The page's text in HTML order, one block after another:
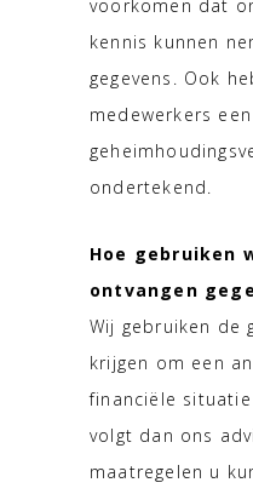
voorkomen dat
kennis kunnen
gegevens. Ook
medewerkers een
ondertekend.
Hoe gebruiken
ontvangen
Wij gebruiken de
krijgen om een
financiële
volgt dan ons
maatregelen u